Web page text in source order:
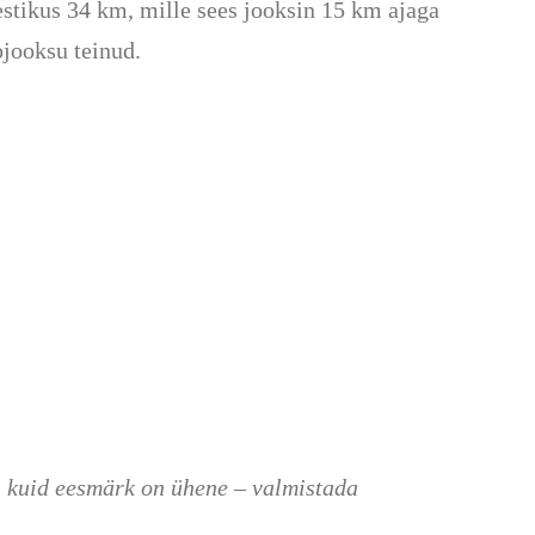
34 km, mille sees jooksin 15 km ajaga
teinud.
eesmärk on ühene – valmistada